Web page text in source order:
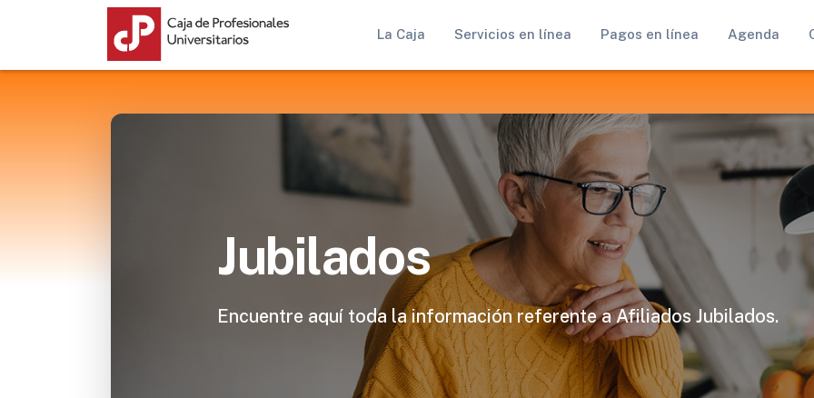
La Caja Servicios en línea Pagos en línea Agenda
Jubilados
Encuentre aquí toda la información referente a Afiliados Jubilados.